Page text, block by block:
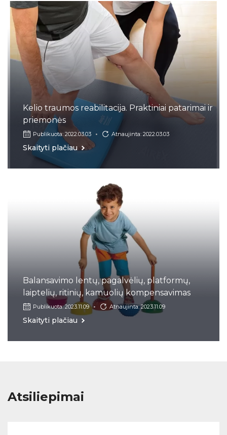
Kelio traumos reabilitacija. Praktiniai patarimai ir
priemonės
Publikuota: 2022.03.03 Atnaujinta: 2022.03.03
Skaityti plačiau
Balansavimo lentų, pagalvėlių, platformų,
laiptelių, ritinių, kamuolių kompensavimas
Publikuota: 2023.11.09 Atnaujinta: 2023.11.09
Skaityti plačiau
Atsiliepimai